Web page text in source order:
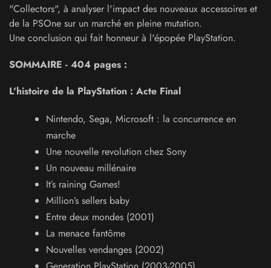
"Collectors", à analyser l'impact des nouveaux accessoires et
de la PSOne sur un marché en pleine mutation.
Une conclusion qui fait honneur à l'épopée PlayStation.
SOMMAIRE - 404 pages :
L'histoire de la PlayStation : Acte Final
Nintendo, Sega, Microsoft : la concurrence en
marche
Une nouvelle revolution chez Sony
Un nouveau millénaire
It’s raining Games!
Million’s sellers baby
Entre deux mondes (2001)
La menace fantôme
Nouvelles vendanges (2002)